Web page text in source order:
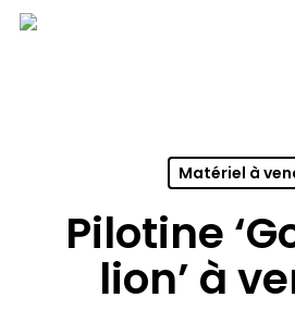
Skip
Matériel à
Pilotine
lion’ à